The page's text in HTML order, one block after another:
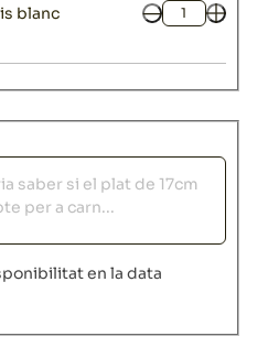
blanc Quantitat
en la data